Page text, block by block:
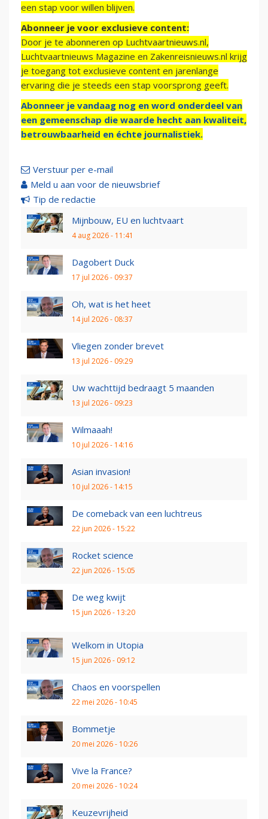
een stap voor willen blijven.
Abonneer je voor exclusieve content:
Door je te abonneren op Luchtvaartnieuws.nl,
Luchtvaartnieuws Magazine en Zakenreisnieuws.nl krijg
je toegang tot exclusieve content en jarenlange
ervaring die je steeds een stap voorsprong geeft.
Abonneer je vandaag nog en word onderdeel van
een gemeenschap die waarde hecht aan kwaliteit,
betrouwbaarheid en échte journalistiek.
Verstuur per e-mail
Meld u aan voor de nieuwsbrief
Tip de redactie
Mijnbouw, EU en luchtvaart
4 aug 2026 - 11:41
Dagobert Duck
17 jul 2026 - 09:37
Oh, wat is het heet
14 jul 2026 - 08:37
Vliegen zonder brevet
13 jul 2026 - 09:29
Uw wachttijd bedraagt 5 maanden
13 jul 2026 - 09:23
Wilmaaah!
10 jul 2026 - 14:16
Asian invasion!
10 jul 2026 - 14:15
De comeback van een luchtreus
22 jun 2026 - 15:22
Rocket science
22 jun 2026 - 15:05
De weg kwijt
15 jun 2026 - 13:20
Welkom in Utopia
15 jun 2026 - 09:12
Chaos en voorspellen
22 mei 2026 - 10:45
Bommetje
20 mei 2026 - 10:26
Vive la France?
20 mei 2026 - 10:24
Keuzevrijheid